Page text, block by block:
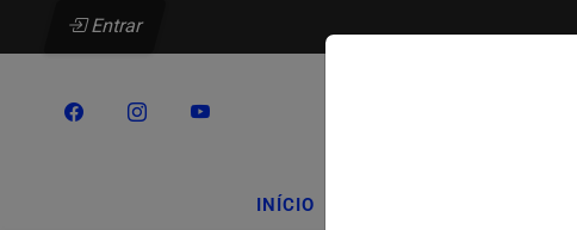
Entrar
INÍCIO